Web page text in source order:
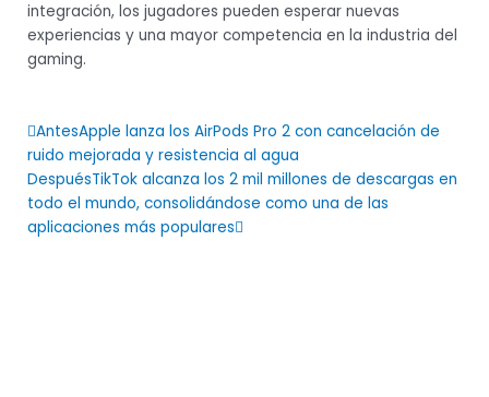
integración, los jugadores pueden esperar nuevas
experiencias y una mayor competencia en la industria del
gaming.
Prev
AntesApple lanza los AirPods Pro 2 con cancelación de
ruido mejorada y resistencia al agua
DespuésTikTok alcanza los 2 mil millones de descargas en
todo el mundo, consolidándose como una de las
aplicaciones más populares
Next